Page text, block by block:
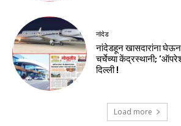
नांदेड
नांदेडहून खासदारांना
चर्चेच्या केंद्रस्थानी;
दिल्ली !
Load more